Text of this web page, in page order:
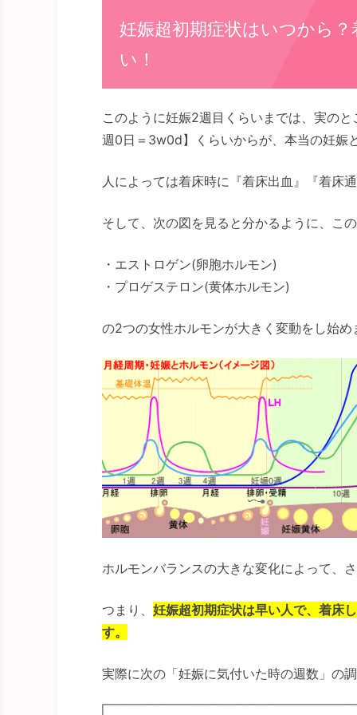
妊娠超初期症状はいつから
い！
このように妊娠2週目くらいまでは、実の
週0日＝3w0d】くらいからが、本当の妊娠
人によっては着床時に『着床出血』『着床
そして、次の図を見ると分かるように、こ
・エストロゲン(卵胞ホルモン)
・プロゲステロン(黄体ホルモン)
の2つの女性ホルモンが大きく変動をし始め
ホルモンバランスの大きな変化によって、
つまり、 妊娠超初期症状は早い人で、着床
す。
実際に次の「妊娠に気付いた時の週数」の